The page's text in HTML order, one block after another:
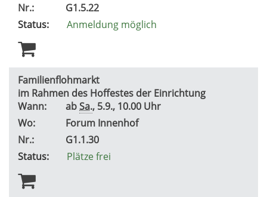
Nr.:
G1.5.22
Status:
Anmeldung möglich
Familienflohmarkt
im Rahmen des Hoffestes der Einrichtung
Wann:
abSa., 5.9., 10.00 Uhr
Wo:
Forum Innenhof
Nr.:
G1.1.30
Status:
Plätze frei